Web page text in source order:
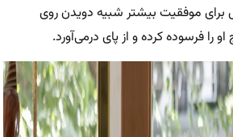
برای موفقیت بیشتر شبیه دویدن روی
را فرسوده کرده و از پای درمی‌آورد.